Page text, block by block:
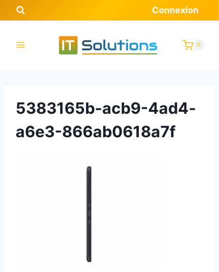
Aller
au
Connexion
0
5383165b-acb9-4ad4-
a6e3-866ab0618a7f